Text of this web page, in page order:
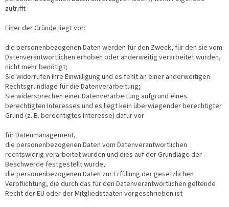
zutrifft
Einer der Gründe liegt vor:
die personenbezogenen Daten werden für den Zweck, für den sie vom
Datenverantwortlichen erhoben oder anderweitig verarbeitet wurden,
nicht mehr benötigt;
Sie widerrufen Ihre Einwilligung und es fehlt an einer anderweitigen
Rechtsgrundlage für die Datenverarbeitung;
Sie widersprechen einer Datenverarbeitung aufgrund eines
berechtigten Interesses und es liegt kein überwiegender berechtigter
Grund (z. B. berechtigtes Interesse) dafür vor
für Datenmanagement,
die personenbezogenen Daten vom Datenverantwortlichen
rechtswidrig verarbeitet wurden und dies auf der Grundlage der
Beschwerde festgestellt wurde,
die personenbezogenen Daten zur Erfüllung der gesetzlichen
Verpflichtung, die durch das für den Datenverantwortlichen geltende
Recht der EU oder der Mitgliedstaaten vorgeschrieben ist